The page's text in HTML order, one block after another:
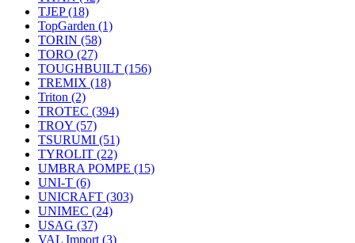
TJEP(18)
TopGarden (1)
TORIN (58)
TORO (27)
TOUGHBUILT (156)
TREMIX (18)
Triton (2)
TROTEC (394)
TROY (57)
TSURUMI (51)
TYROLIT (22)
UMBRA POMPE (15)
UNI-T (6)
UNICRAFT (303)
UNIMEC (24)
USAG (37)
VAL Import (3)